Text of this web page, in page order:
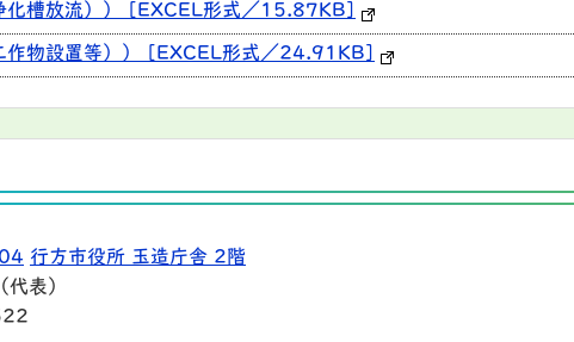
化槽放流）） [EXCEL形式／15.87KB]
作物設置等）） [EXCEL形式／24.91KB]
行方市役所 玉造庁舎 2階
表）